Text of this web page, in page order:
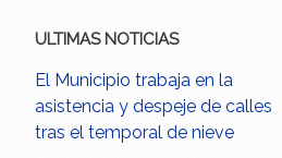
ULTIMAS NOTICIAS
El Municipio trabaja en la
asistencia y despeje de calles
tras el temporal de nieve